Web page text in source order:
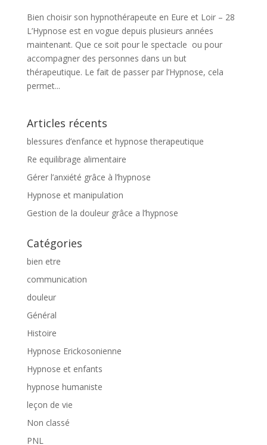
Bien choisir son hypnothérapeute en Eure et Loir – 28
L’Hypnose est en vogue depuis plusieurs années
maintenant. Que ce soit pour le spectacle ou pour
accompagner des personnes dans un but
thérapeutique. Le fait de passer par l’Hypnose, cela
permet...
Articles récents
blessures d’enfance et hypnose therapeutique
Re equilibrage alimentaire
Gérer l’anxiété grâce à l’hypnose
Hypnose et manipulation
Gestion de la douleur grâce a l’hypnose
Catégories
bien etre
communication
douleur
Général
Histoire
Hypnose Erickosonienne
Hypnose et enfants
hypnose humaniste
leçon de vie
Non classé
PNL